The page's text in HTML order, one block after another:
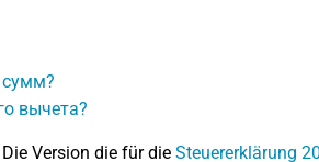
сумм?
вычета?
Version die für die Steuererklärung